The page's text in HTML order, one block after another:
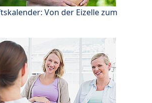
Von der Eizelle zum